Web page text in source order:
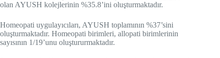
olan AYUSH kolejlerinin %35.8’ini oluşturmaktadır.
Homeopati uygulayıcıları, AYUSH toplamının %37’sini
oluşturmaktadır. Homeopati birimleri, allopati birimlerinin
sayısının 1/19’unu oluştururmaktadır.